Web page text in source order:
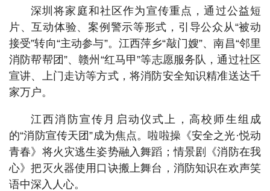
深圳将家庭和社区作为宣传重点，通过公益短
片、互动体验、案例警示等形式，引导公众从“被动
接受”转向“主动参与”。江西萍乡“敲门嫂”、南昌“邻里
消防帮帮团”、赣州“红马甲”等志愿服务队，通过社区
宣讲、上门走访等方式，将消防安全知识精准送达千
家万户。
江西消防宣传月启动仪式上，高校师生组成
的“消防宣传天团”成为焦点。啦啦操《安全之光·悦动
青春》将火灾逃生姿势融入舞蹈；情景剧《消防在我
心》把灭火器使用口诀搬上舞台，消防知识在欢声笑
语中深入人心。